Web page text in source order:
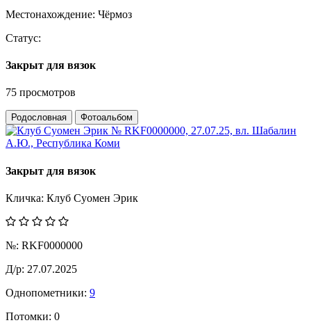
Местонахождение: Чёрмоз
Статус:
Закрыт для вязок
75 просмотров
Родословная Фотоальбом
Закрыт для вязок
Кличка: Клуб Суомен Эрик
№: RKF0000000
Д/р: 27.07.2025
Однопометники: 9
Потомки: 0